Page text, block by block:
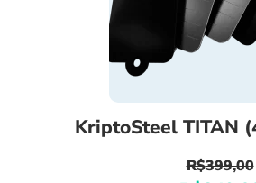
KriptoSteel TITAN
R$399,00